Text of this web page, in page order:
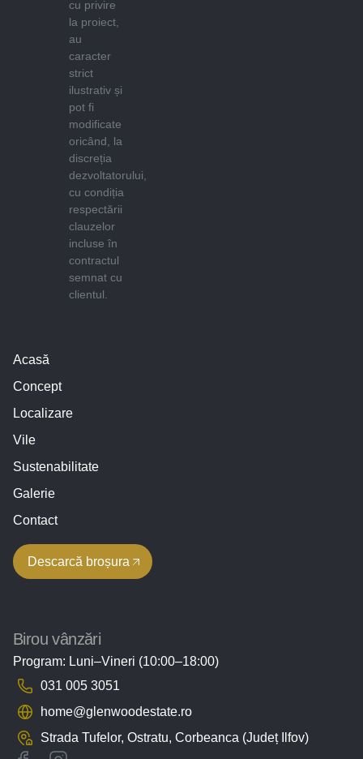
Acasă
Concept
Localizare
Vile
Sustenabilitate
Galerie
Contact
Descarcă broșura
cu privire
la proiect,
au
caracter
strict
ilustrativ și
pot fi
modificate
oricând, la
discreția
dezvoltatorului,
cu condiția
respectării
clauzelor
incluse în
contractul
semnat cu
clientul.
Birou vânzări
Program: Luni–Vineri (10:00–18:00)
031 005 3051
home@glenwoodestate.ro
Strada Tufelor, Ostratu, Corbeanca (Județ Ilfov)